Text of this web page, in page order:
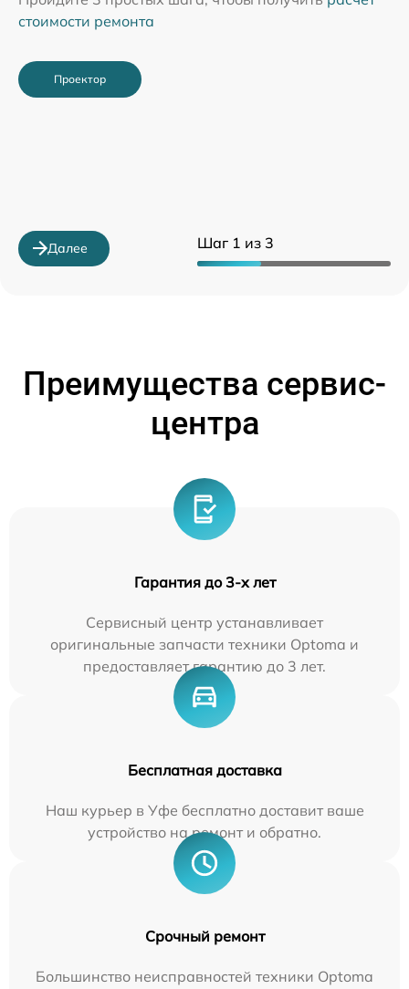
Шаг 1 из 3
стоимости ремонта
Проектор
Далее
Преимущества сервис-
центра
Гарантия до 3-х лет
Сервисный центр устанавливает
оригинальные запчасти техники Optoma и
предоставляет гарантию до 3 лет.
Бесплатная доставка
Наш курьер в Уфе бесплатно доставит ваше
устройство на ремонт и обратно.
Срочный ремонт
Большинство неисправностей техники Optoma